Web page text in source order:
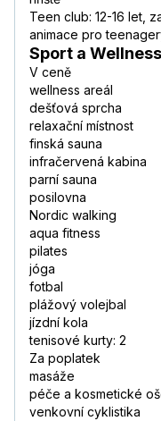
Teen club: 12-16 let,
animace pro
Sport a Wellness
V ceně
wellness areál
dešťová sprcha
relaxační místnost
finská sauna
infračervená kabina
parní sauna
posilovna
Nordic walking
aqua fitness
pilates
jóga
fotbal
plážový volejbal
jízdní kola
tenisové kurty: 2
Za poplatek
masáže
péče a kosmetické
venkovní cyklistika